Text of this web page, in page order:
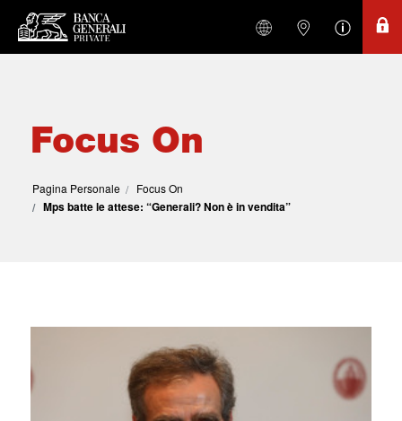
Focus On
Pagina Personale Focus On
Mps batte le attese: “Generali? Non è in vendita”